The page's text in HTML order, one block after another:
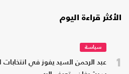
الأكثر قراءة اليوم
1
سياسة
عبد الرحمن السيد يفوز في انتخابات